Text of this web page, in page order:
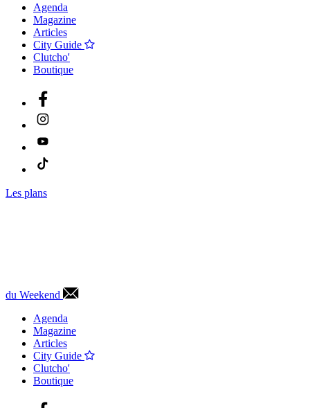
Agenda
Magazine
Articles
City Guide
Clutcho'
Boutique
Les plans
du Weekend
Agenda
Magazine
Articles
City Guide
Clutcho'
Boutique